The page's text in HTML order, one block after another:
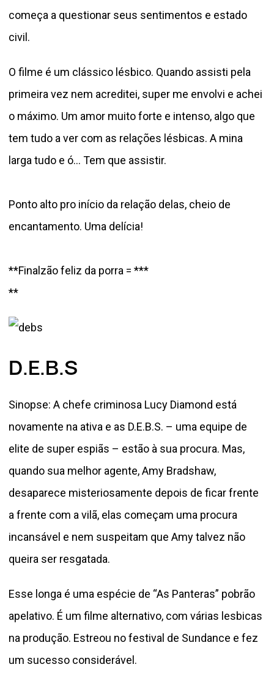
começa a questionar seus sentimentos e estado
civil.
O filme é um clássico lésbico. Quando assisti pela
primeira vez nem acreditei, super me envolvi e achei
o máximo. Um amor muito forte e intenso, algo que
tem tudo a ver com as relações lésbicas. A mina
larga tudo e ó… Tem que assistir.
Ponto alto pro início da relação delas, cheio de
encantamento. Uma delícia!
**Finalzão feliz da porra = ***
**
D.E.B.S
Sinopse: A chefe criminosa Lucy Diamond está
novamente na ativa e as D.E.B.S. – uma equipe de
elite de super espiãs – estão à sua procura. Mas,
quando sua melhor agente, Amy Bradshaw,
desaparece misteriosamente depois de ficar frente
a frente com a vilã, elas começam uma procura
incansável e nem suspeitam que Amy talvez não
queira ser resgatada.
Esse longa é uma espécie de “As Panteras” pobrão
apelativo. É um filme alternativo, com várias lesbicas
na produção. Estreou no festival de Sundance e fez
um sucesso considerável.